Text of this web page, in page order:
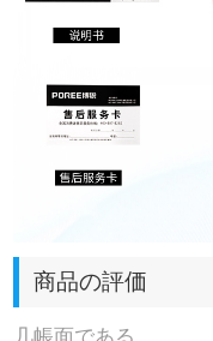
商品の評価